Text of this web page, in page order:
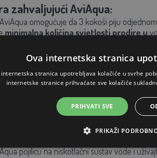
zahvaljujući AviAqua:
AviAqua omogućuje da 3 kokoši piju
minimalna količina svjetlosti prodire u
za montažu:
dolazi sa sustavom za zidnu montažu.
pojilicu na niskotlačni sustav vode i
Ova internetska stranica
internetska stranica upotrebljava kolačiće u svrhe
internetske stranice prihvaćate sve kolačiće
PRIHVATI SVE
PRIKAŽI